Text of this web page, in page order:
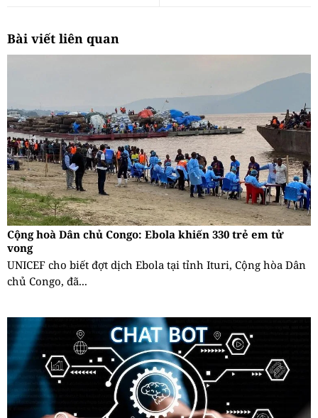
Bài viết liên quan
Cộng hoà Dân chủ Congo: Ebola khiến 330 trẻ em tử
vong
UNICEF cho biết đợt dịch Ebola tại tỉnh Ituri, Cộng hòa Dân
chủ Congo, đã...